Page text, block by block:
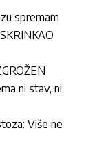
spremam
ni stav, ni
Više ne